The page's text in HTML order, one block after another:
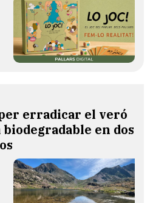
erradicar el veró
en dos